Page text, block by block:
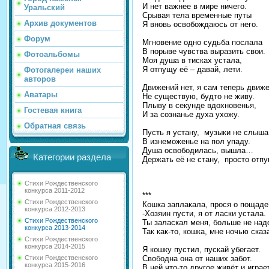
Уральский
Архив документов
Форум
Фотоальбомы
Фотогалереи наших
авторов
Аватары
Гостевая книга
Обратная связь
Категории раздела
Стихи Рождественского
конкурса 2011-2012
Стихи Рождественского
конкурса 2012-2013
Стихи Рождественского
конкурса 2013-2014
Стихи Рождественского
конкурса 2014-2015
Стихи Рождественского
конкурса 2015-2016
И нет важнее в мире ничего.
Срывая тела временные путы
Я вновь освобождаюсь от него.
Мгновение одно судьба послала
В порыве чувства выразить свои.
Моя душа в тисках устала,
Я отпущу её – давай, лети.
Движений нет, я сам теперь
Не существую, будто не живу.
Плыву в секунде вдохновенья,
И за сознанье духа ухожу.
Пусть я устану, музыки не слыша
В изнеможенье на пол упаду.
Душа освободилась, вышла…
Держать её не стану, просто
***
Кошка заплакала, прося о
-Хозяин пусти, я от ласки устала.
Ты заласкал меня, больше не
Так как-то, кошка, мне ночью
Я кошку пустил, пускай убегает.
Свободна она от наших забот.